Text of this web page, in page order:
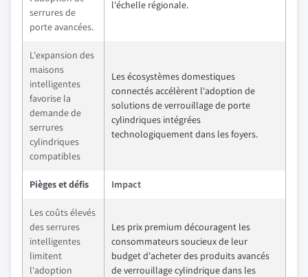
serrures de
porte avancées.
l'échelle régionale.
L'expansion des
maisons
intelligentes
favorise la
demande de
serrures
cylindriques
compatibles
Les écosystèmes domestiques
connectés accélèrent l'adoption de
solutions de verrouillage de porte
cylindriques intégrées
technologiquement dans les foyers.
Pièges et défis Impact
Les coûts élevés
des serrures
intelligentes
limitent
l'adoption
Les prix premium découragent les
consommateurs soucieux de leur
budget d'acheter des produits avancés
de verrouillage cylindrique dans les